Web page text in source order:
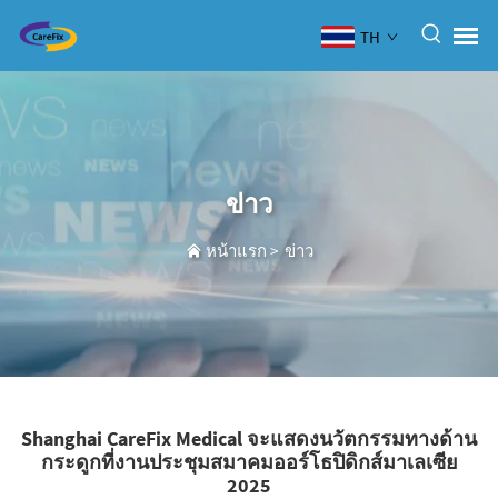
TH
ข่าว
หน้าแรก >ข่าว
Shanghai CareFix Medical จะแสดงนวัตกรรมทางด้าน
กระดูกที่งานประชุมสมาคมออร์โธปิดิกส์มาเลเซีย
2025